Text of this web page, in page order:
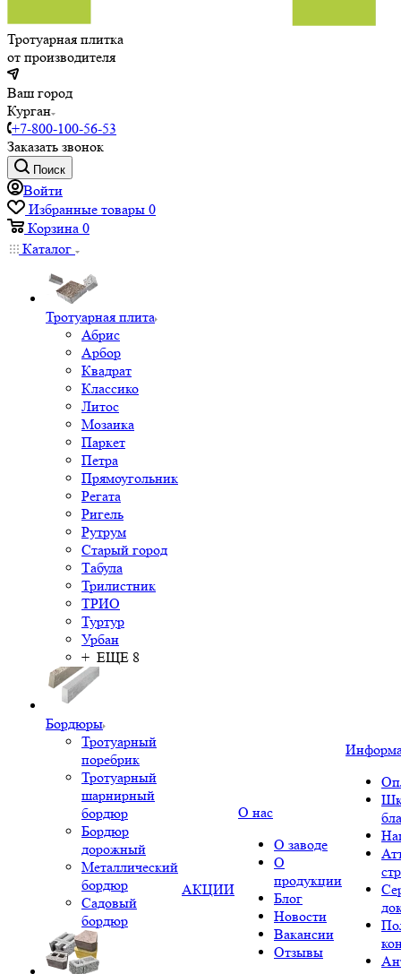
Тротуарная плитка
от производителя
Ваш город
Курган
+7-800-100-56-53
Заказать звонок
Поиск
Войти
Избранные товары 0
Корзина 0
Каталог
Тротуарная плита
Абрис
Арбор
Квадрат
Классико
Литос
Мозаика
Паркет
Петра
Прямоугольник
Регата
Ригель
Рутрум
Старый город
Табула
Трилистник
ТРИО
Туртур
Урбан
+ ЕЩЕ 8
Бордюры
Тротуарный
поребрик
Тротуарный
шарнирный
бордюр
Бордюр
дорожный
Металлический
бордюр
Садовый
бордюр
АКЦИИ
О нас
О заводе
О
продукции
Блог
Новости
Вакансии
Отзывы